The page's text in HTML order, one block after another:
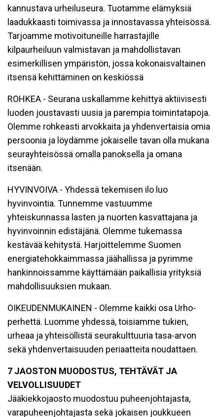
kannustava urheiluseura. Tuotamme elämyksiä
laadukkaasti toimivassa ja innostavassa yhteisössä.
Tarjoamme motivoituneille harrastajille
kilpaurheiluun valmistavan ja mahdollistavan
esimerkillisen ympäristön, jossa kokonaisvaltainen
itsensä kehittäminen on keskiössä
ROHKEA - Seurana uskallamme kehittyä aktiivisesti
luoden joustavasti uusia ja parempia toimintatapoja.
Olemme rohkeasti arvokkaita ja yhdenvertaisia omia
persoonia ja löydämme jokaiselle tavan olla mukana
seurayhteisössä omalla panoksella ja omana
itsenään.
HYVINVOIVA - Yhdessä tekemisen ilo luo
hyvinvointia. Tunnemme vastuumme
yhteiskunnassa lasten ja nuorten kasvattajana ja
hyvinvoinnin edistäjänä. Olemme tukemassa
kestävää kehitystä. Harjoittelemme Suomen
energiatehokkaimmassa jäähallissa ja pyrimme
hankinnoissamme käyttämään paikallisia yrityksiä
mahdollisuuksien mukaan.
OIKEUDENMUKAINEN - Olemme kaikki osa Urho-
perhettä. Luomme yhdessä, toisiamme tukien,
urheaa ja yhteisöllistä seurakulttuuria tasa-arvon
sekä yhdenvertaisuuden periaatteita noudattaen.
7 JAOSTON MUODOSTUS, TEHTÄVÄT JA
VELVOLLISUUDET
Jääkiekkojaosto muodostuu puheenjohtajasta,
varapuheenjohtajasta sekä jokaisen joukkueen